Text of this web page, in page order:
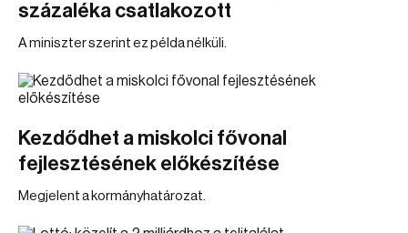
százaléka csatlakozott
A miniszter szerint ez példa nélküli.
Kezdődhet a miskolci fővonal
fejlesztésének előkészítése
Megjelent a kormányhatározat.